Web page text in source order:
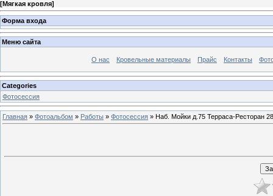
[Мягкая кровля]
Форма входа
Меню сайта
О нас Кровельные материалы Прайс Контакты
Categories
Фотосессия
Главная » Фотоальбом » Работы » Фотосессия » Наб. Мойки д.75 Терраса-Ресторан